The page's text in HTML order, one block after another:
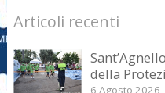
Articoli recenti
della
6 Agosto 2026